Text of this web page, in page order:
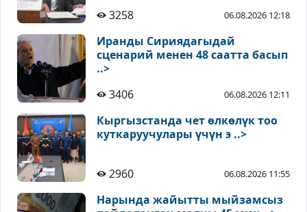
3258
06.08.2026 12:18
Иранды Сириядагыдай
сценарий менен 48 саатта басып
..>
3406
06.08.2026 12:11
Кыргызстанда чет өлкөлүк тоо
куткаруучулары үчүн э ..>
2960 06.08.2026 11:55
Нарында жайытты мыйзамсыз